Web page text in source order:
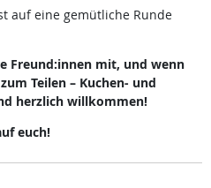
auf eine gemütliche Runde
Freund:innen mit, und wenn
Teilen – Kuchen- und
herzlich willkommen!
euch!